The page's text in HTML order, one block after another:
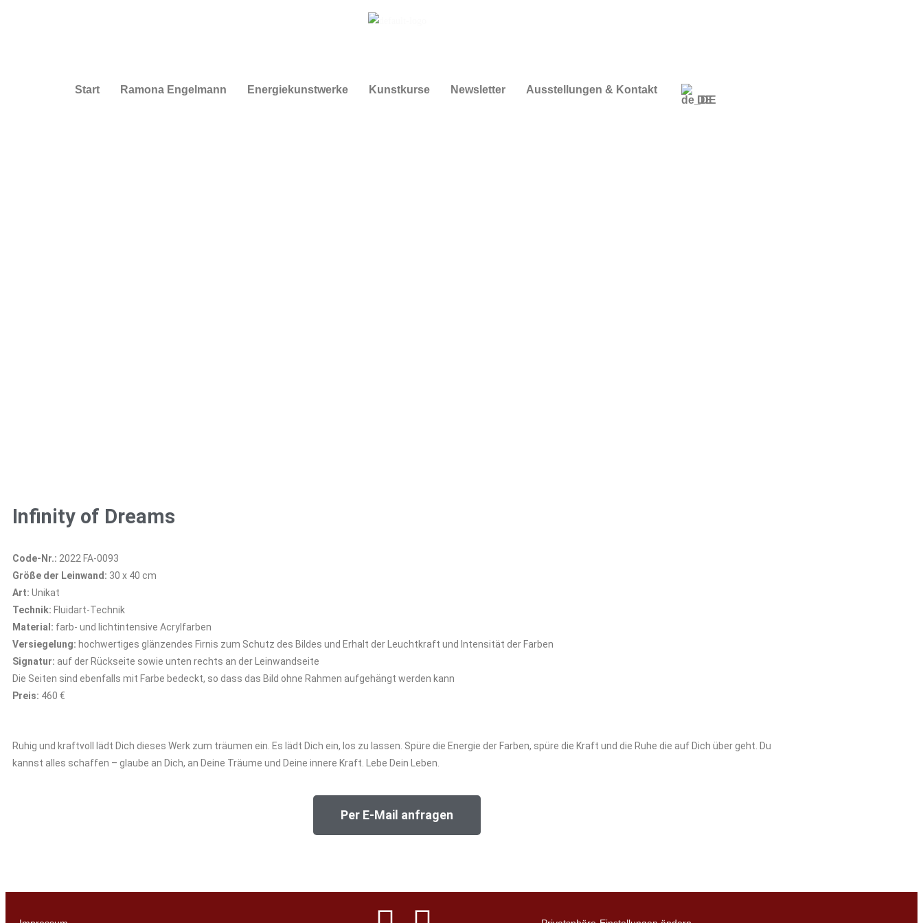
Start Ramona Engelmann Energiekunstwerke Kunstkurse Newsletter
Ausstellungen & Kontakt
DE
Infinity of Dreams
Code-Nr.: 2022 FA-0093
Größe der Leinwand: 30 x 40 cm
Art: Unikat
Technik: Fluidart-Technik
Material: farb- und lichtintensive Acrylfarben
Versiegelung: hochwertiges glänzendes Firnis zum Schutz des Bildes und Erhalt der Leuchtkraft und Intensität der Farben
Signatur: auf der Rückseite sowie unten rechts an der Leinwandseite
Die Seiten sind ebenfalls mit Farbe bedeckt, so dass das Bild ohne Rahmen aufgehängt werden kann
Preis: 460 €
Ruhig und kraftvoll lädt Dich dieses Werk zum träumen ein. Es lädt Dich ein, los zu lassen. Spüre die Energie der Farben, spüre die Kraft und die Ruhe die auf Dich über geht. Du
kannst alles schaffen – glaube an Dich, an Deine Träume und Deine innere Kraft. Lebe Dein Leben.
Per E-Mail anfragen